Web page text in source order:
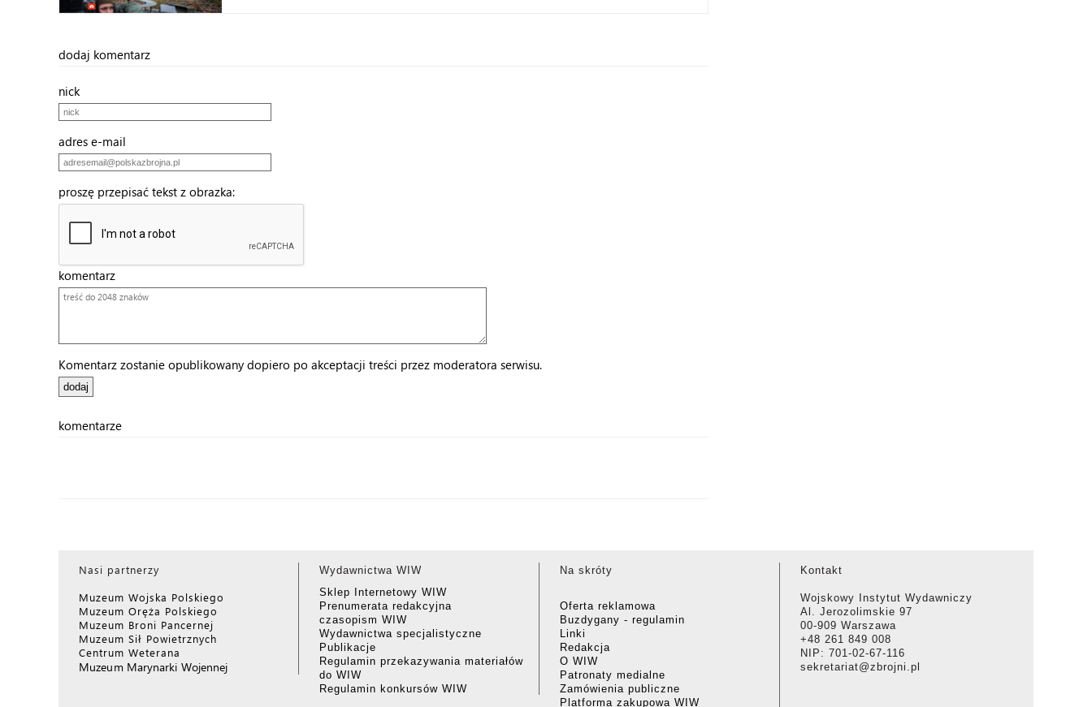
dodaj komentarz
nick
adres e-mail
proszę przepisać tekst z obrazka:
komentarz
Komentarz zostanie opublikowany dopiero po akceptacji treści przez moderatora serwisu.
komentarze
Nasi partnerzy
Muzeum Wojska Polskiego
Muzeum Oręża Polskiego
Muzeum Broni Pancernej
Muzeum Sił Powietrznych
Centrum Weterana
Muzeum Marynarki Wojennej
Wydawnictwa WIW
Sklep Internetowy WIW
Prenumerata redakcyjna
czasopism WIW
Wydawnictwa specjalistyczne
Publikacje
Regulamin przekazywania materiałów
do WIW
Regulamin konkursów WIW
Na skróty
Oferta reklamowa
Buzdygany - regulamin
Linki
Redakcja
O WIW
Patronaty medialne
Zamówienia publiczne
Platforma zakupowa WIW
Kontakt
Wojskowy Instytut Wydawniczy
Al. Jerozolimskie 97
00-909 Warszawa
+48 261 849 008
NIP: 701-02-67-116
sekretariat@zbrojni.pl